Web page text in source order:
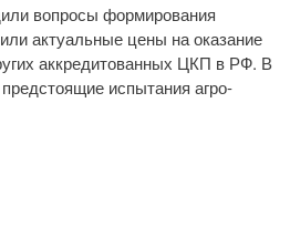
вопросы формирования
актуальные цены на оказание
аккредитованных ЦКП в РФ. В
испытания агро-